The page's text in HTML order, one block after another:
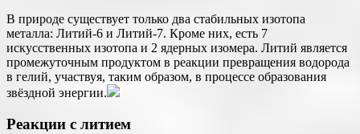
В природе существует только два стабильных изотопа
металла: Литий-6 и Литий-7. Кроме них, есть 7
искусственных изотопа и 2 ядерных изомера. Литий является
промежуточным продуктом в реакции превращения водорода
в гелий, участвуя, таким образом, в процессе образования
звёздной энергии.
Реакции с литием